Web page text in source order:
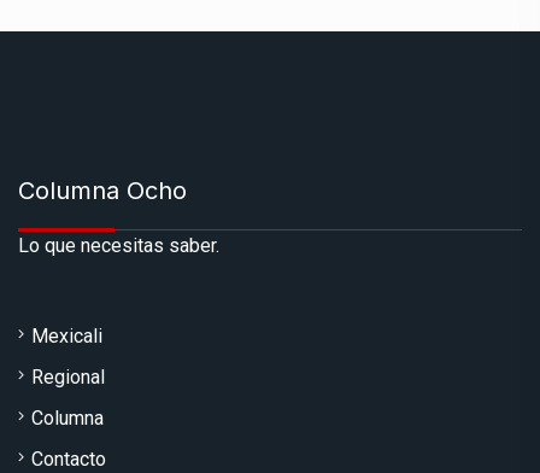
Columna Ocho
Lo que necesitas saber.
Mexicali
Regional
Columna
Contacto